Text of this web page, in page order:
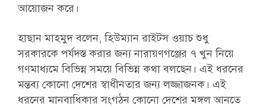
আয়োজন করে।
হাছান মাহমুদ বলেন, হিউম্যান রাইটস ওয়াচ শুধু
সরকারকে পর্যদস্ত করার জন্য নারায়ণগঞ্জের ৭ খুন নিয়ে
গণমাধ্যমে বিভিন্ন সময়ে বিভিন্ন কথা বলছেন। এই ধরনের
মন্তব্য কোনো দেশের স্বাধীনতার জন্য লজ্জাজনক। এই
ধরনের মানবাধিকার সংগঠন কোনো দেশের মঙ্গল আনতে